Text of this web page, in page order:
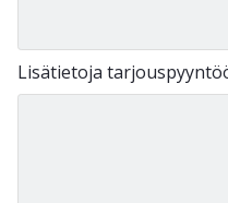
Lisätietoja